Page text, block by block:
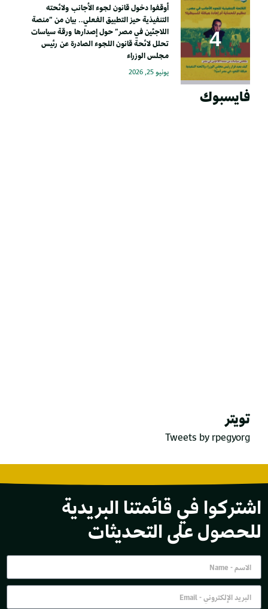
أوقفوا دخول قانون لجوء الأجانب ولائحته
التنفيذية حيز التطبيق الفعلي.. بيان من “منصة
اللاجئين في مصر” حول إصدارها ورقة سياسات
تحلل لائحة قانون اللجوء الصادرة عن رئيس
مجلس الوزراء
يونيو 25, 2026
فايسبوك
تويتر
Tweets by rpegyorg
اشتركوا في قائمتنا البريدية
للحصول على التحديثات